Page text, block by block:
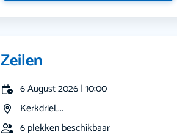
Zeilen
6 August 2026 | 10:00
Kerkdriel,...
6 plekken beschikbaar